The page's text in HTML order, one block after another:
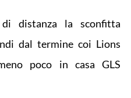
distanza la sconfitta
dal termine coi Lions
poco in casa GLS